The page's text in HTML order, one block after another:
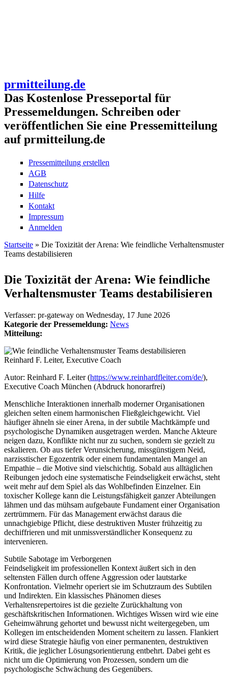
prmitteilung.de
Das Kostenlose Presseportal für
Pressemeldungen. Schreiben oder
veröffentlichen Sie eine Pressemitteilung
auf prmitteilung.de
Pressemitteilung erstellen
AGB
Datenschutz
Hilfe
Kontakt
Impressum
Anmelden
Sie sind hier
Startseite » Die Toxizität der Arena: Wie feindliche Verhaltensmuster
Teams destabilisieren
Die Toxizität der Arena: Wie feindliche
Verhaltensmuster Teams destabilisieren
Verfasser: pr-gateway on Wednesday, 17 June 2026
Kategorie der Pressemeldung: News
Mitteilung:
Reinhard F. Leiter, Executive Coach
Autor: Reinhard F. Leiter (https://www.reinhardfleiter.com/de/),
Executive Coach München (Abdruck honorarfrei)
Menschliche Interaktionen innerhalb moderner Organisationen
gleichen selten einem harmonischen Fließgleichgewicht. Viel
häufiger ähneln sie einer Arena, in der subtile Machtkämpfe und
psychologische Dynamiken ausgetragen werden. Manche Akteure
neigen dazu, Konflikte nicht nur zu suchen, sondern sie gezielt zu
eskalieren. Ob aus tiefer Verunsicherung, missgünstigem Neid,
narzisstischer Egozentrik oder einem fundamentalen Mangel an
Empathie – die Motive sind vielschichtig. Sobald aus alltäglichen
Reibungen jedoch eine systematische Feindseligkeit erwächst, steht
weit mehr auf dem Spiel als das Wohlbefinden Einzelner. Ein
toxischer Kollege kann die Leistungsfähigkeit ganzer Abteilungen
lähmen und das mühsam aufgebaute Fundament einer Organisation
zertrümmern. Für das Management erwächst daraus die
unnachgiebige Pflicht, diese destruktiven Muster frühzeitig zu
dechiffrieren und mit unmissverständlicher Konsequenz zu
intervenieren.
Subtile Sabotage im Verborgenen
Feindseligkeit im professionellen Kontext äußert sich in den
seltensten Fällen durch offene Aggression oder lautstarke
Konfrontation. Vielmehr operiert sie im Schutzraum des Subtilen
und Indirekten. Ein klassisches Phänomen dieses
Verhaltensrepertoires ist die gezielte Zurückhaltung von
geschäftskritischen Informationen. Wichtiges Wissen wird wie eine
Geheimwährung gehortet und bewusst nicht weitergegeben, um
Kollegen im entscheidenden Moment scheitern zu lassen. Flankiert
wird diese Strategie häufig von einer permanenten, destruktiven
Kritik, die jeglicher Lösungsorientierung entbehrt. Dabei geht es
nicht um die Optimierung von Prozessen, sondern um die
psychologische Schwächung des Gegenübers.